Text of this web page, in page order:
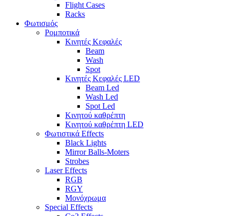
Flight Cases
Racks
Φωτισμός
Ρομποτικά
Κινητές Κεφαλές
Beam
Wash
Spot
Κινητές Κεφαλές LED
Beam Led
Wash Led
Spot Led
Κινητού καθρέπτη
Κινητού καθρέπτη LED
Φωτιστικά Effects
Black Lights
Mirror Balls-Moters
Strobes
Laser Effects
RGB
RGY
Μονόχρωμα
Special Effects